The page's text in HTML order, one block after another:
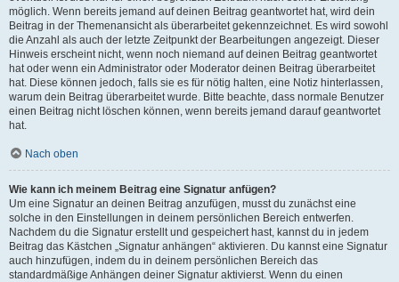
möglich. Wenn bereits jemand auf deinen Beitrag geantwortet hat, wird dein
Beitrag in der Themenansicht als überarbeitet gekennzeichnet. Es wird sowohl
die Anzahl als auch der letzte Zeitpunkt der Bearbeitungen angezeigt. Dieser
Hinweis erscheint nicht, wenn noch niemand auf deinen Beitrag geantwortet
hat oder wenn ein Administrator oder Moderator deinen Beitrag überarbeitet
hat. Diese können jedoch, falls sie es für nötig halten, eine Notiz hinterlassen,
warum dein Beitrag überarbeitet wurde. Bitte beachte, dass normale Benutzer
einen Beitrag nicht löschen können, wenn bereits jemand darauf geantwortet
hat.
Nach oben
Wie kann ich meinem Beitrag eine Signatur anfügen?
Um eine Signatur an deinen Beitrag anzufügen, musst du zunächst eine
solche in den Einstellungen in deinem persönlichen Bereich entwerfen.
Nachdem du die Signatur erstellt und gespeichert hast, kannst du in jedem
Beitrag das Kästchen „Signatur anhängen“ aktivieren. Du kannst eine Signatur
auch hinzufügen, indem du in deinem persönlichen Bereich das
standardmäßige Anhängen deiner Signatur aktivierst. Wenn du einen